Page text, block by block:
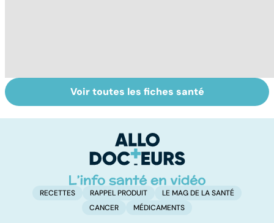
HPV : tout savoir
sur les
Glandes
salivaires : les
glande parotide
Voir toutes les fiches santé
RECETTES RAPPEL PRODUIT
LE MAG DE LA SANTÉ
CANCER
MÉDICAMENTS